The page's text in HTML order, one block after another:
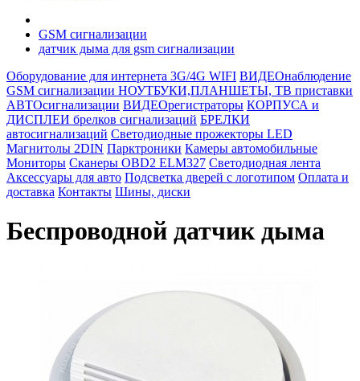
GSM сигнализации
датчик дыма для gsm сигнализации
Оборудование для интернета 3G/4G WIFI ВИДЕОнаблюдение
GSM сигнализации НОУТБУКИ,ПЛАНШЕТЫ, ТВ приставки
АВТОсигнализации ВИДЕОрегистраторы КОРПУСА и
ДИСПЛЕИ брелков сигнализаций БРЕЛКИ
автосигнализаций Светодиодные прожекторы LED
Магнитолы 2DIN Парктроники Камеры автомобильные
Мониторы Сканеры OBD2 ELM327 Светодиодная лента
Аксессуары для авто Подсветка дверей с логотипом Оплата и
доставка Контакты Шины, диски
Беспроводной датчик дыма